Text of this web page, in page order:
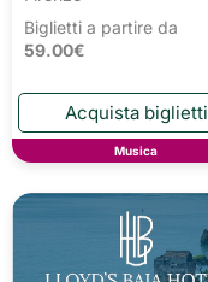
Biglietti a partire da
59.00€
Musica